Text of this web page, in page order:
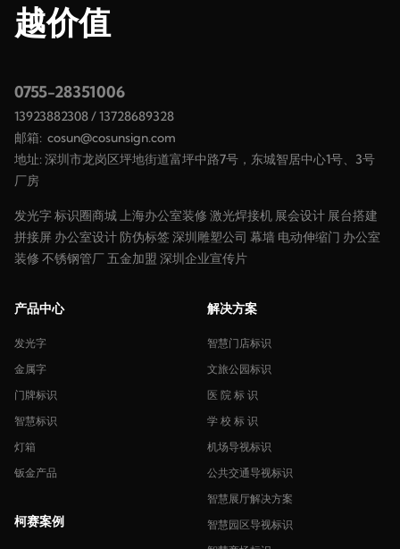
越价值
0755-28351006
13923882308/13728689328
邮箱: cosun@cosunsign.com
地址: 深圳市龙岗区坪地街道富坪中路7号，东城智居中心1号、3号
厂房
发光字标识圈商城上海办公室装修 激光焊接机 展会设计 展台搭建
拼接屏 办公室设计 防伪标签 深圳雕塑公司 幕墙 电动伸缩门 办公室
装修 不锈钢管厂 五金加盟 深圳企业宣传片
产品中心
发光字
金属字
门牌标识
智慧标识
灯箱
钣金产品
柯赛案例
解决方案
智慧门店标识
文旅公园标识
医 院 标 识
学 校 标 识
机场导视标识
公共交通导视标识
智慧展厅解决方案
智慧园区导视标识